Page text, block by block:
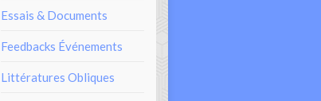
Essais & Documents
Feedbacks Événements
Littératures Obliques